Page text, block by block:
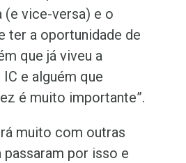
(e vice-versa) e o
ter a oportunidade de
que já viveu a
e alguém que
é muito importante”.
muito com outras
passaram por isso e